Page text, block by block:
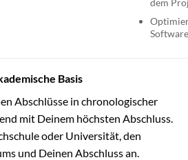
Basis
Abschlüsse in chronologischer
mit Deinem höchsten Abschluss.
oder Universität, den
und Deinen Abschluss an.